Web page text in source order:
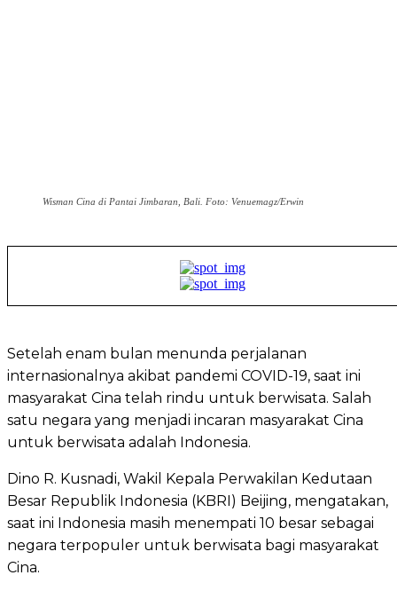
Wisman Cina di Pantai Jimbaran, Bali. Foto: Venuemagz/Erwin
Setelah enam bulan menunda perjalanan
internasionalnya akibat pandemi COVID-19, saat ini
masyarakat Cina telah rindu untuk berwisata. Salah
satu negara yang menjadi incaran masyarakat Cina
untuk berwisata adalah Indonesia.
Dino R. Kusnadi, Wakil Kepala Perwakilan Kedutaan
Besar Republik Indonesia (KBRI) Beijing, mengatakan,
saat ini Indonesia masih menempati 10 besar sebagai
negara terpopuler untuk berwisata bagi masyarakat
Cina.